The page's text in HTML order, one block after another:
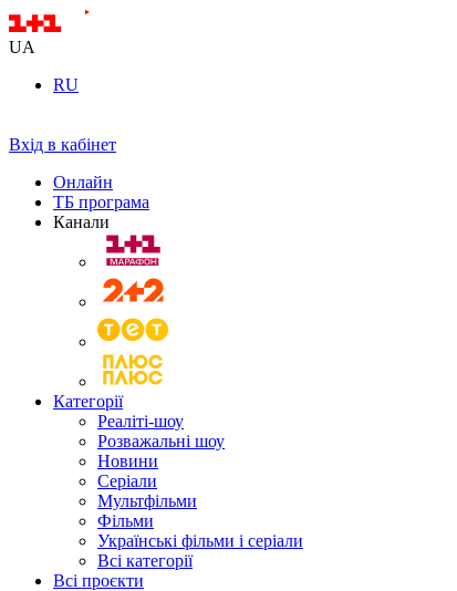
UA
RU
Вхід в кабінет
Онлайн
ТБ програма
Канали
Категорії
Реаліті-шоу
Розважальні шоу
Новини
Серіали
Мультфільми
Фільми
Українські фільми і серіали
Всі категорії
Всі проєкти